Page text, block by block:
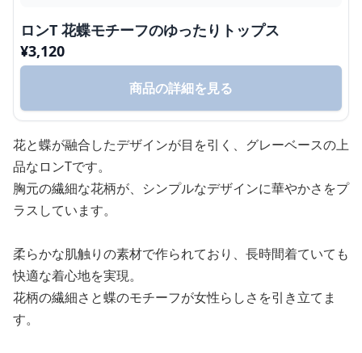
ロンT 花蝶モチーフのゆったりトップス
¥3,120
商品の詳細を見る
花と蝶が融合したデザインが目を引く、グレーベースの上
品なロンTです。
胸元の繊細な花柄が、シンプルなデザインに華やかさをプ
ラスしています。
柔らかな肌触りの素材で作られており、長時間着ていても
快適な着心地を実現。
花柄の繊細さと蝶のモチーフが女性らしさを引き立てま
す。